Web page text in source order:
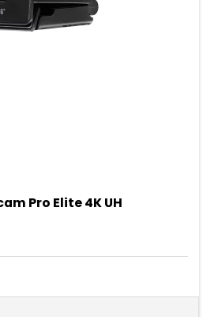
Pro Elite 4K UH